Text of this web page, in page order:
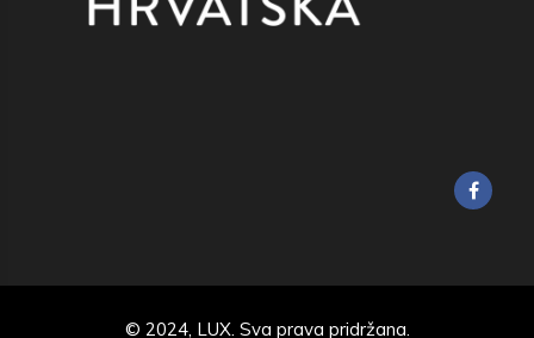
© 2024, LUX. Sva prava pridržana.